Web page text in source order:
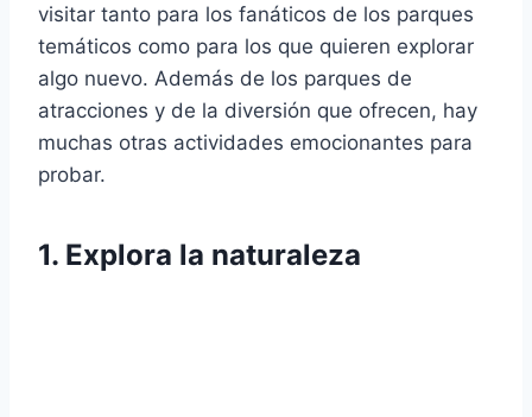
visitar tanto para los fanáticos de los parques
temáticos como para los que quieren explorar
algo nuevo. Además de los parques de
atracciones y de la diversión que ofrecen, hay
muchas otras actividades emocionantes para
probar.
1. Explora la naturaleza